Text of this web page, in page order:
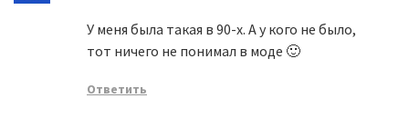
У меня была такая в 90-х. А у кого не было,
тот ничего не понимал в моде 🙂
Ответить